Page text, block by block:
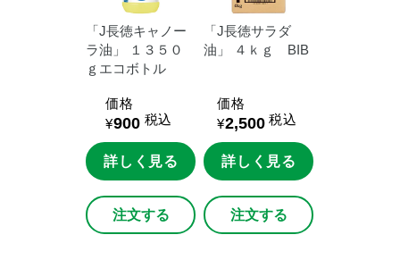
「J長徳キャノー
ラ油」
１３５０
ｇエコボトル
価格
¥900 税込
詳しく見る
注文する
「J長徳サラダ
油」
４ｋｇ BIB
価格
¥2,500 税込
詳しく見る
注文する